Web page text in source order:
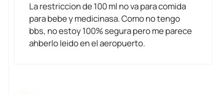
La restriccion de 100 ml no va para comida
para bebe y medicinasa. Como no tengo
bbs, no estoy 100% segura pero me parece
ahberlo leido en el aeropuerto.